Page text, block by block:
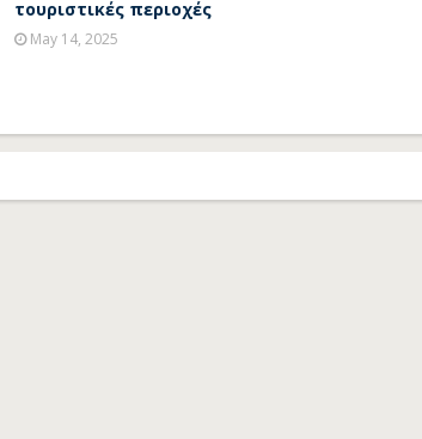
τουριστικές περιοχές
May 14, 2025